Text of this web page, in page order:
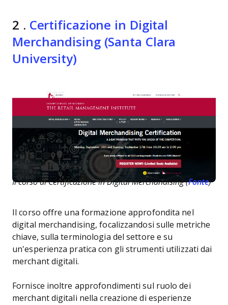
2 . Certificazione in Digital
Merchandising (Santa Clara
University)
Il corso di Certificazione in Digital Merchandising (Fonte)
Il corso offre una formazione approfondita nel
digital merchandising, focalizzandosi sulle metriche
chiave, sulla terminologia del settore e su
un'esperienza pratica con gli strumenti utilizzati dai
merchant digitali.
Fornisce inoltre approfondimenti sul ruolo dei
merchant digitali nella creazione di esperienze